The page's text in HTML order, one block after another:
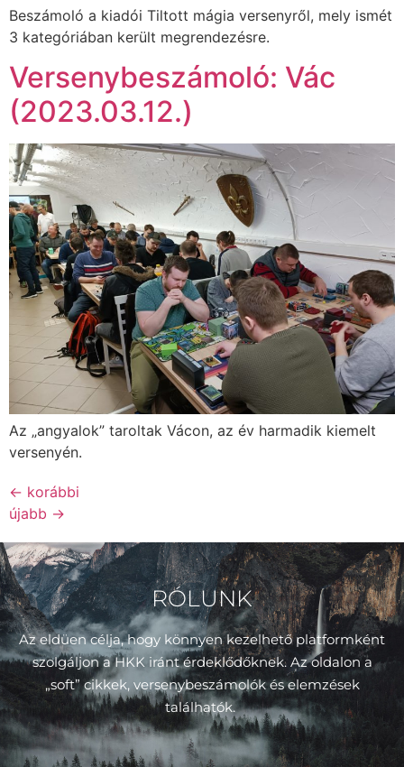
Beszámoló a kiadói Tiltott mágia versenyről, mely ismét
3 kategóriában került megrendezésre.
Versenybeszámoló: Vác
(2023.03.12.)
Az „angyalok” taroltak Vácon, az év harmadik kiemelt
versenyén.
← korábbi
újabb →
RÓLUNK
Az eldüen célja, hogy könnyen kezelhető platformként
szolgáljon a HKK iránt érdeklődőknek. Az oldalon a
„soft” cikkek, versenybeszámolók és elemzések
találhatók.